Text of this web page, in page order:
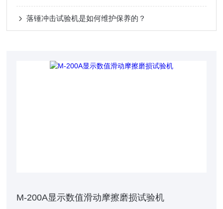
落锤冲击试验机是如何维护保养的？
M-200A显示数值滑动摩擦磨损试验机